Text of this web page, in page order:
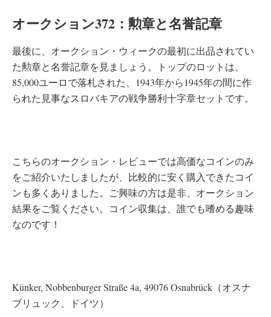
オークション372：勲章と名誉記章
最後に、オークション・ウィークの最初に出品されてい
た勲章と名誉記章を見ましょう。トップのロットは、
85,000ユーロで落札された、1943年から1945年の間に作
られた見事なスロバキアの戦争勝利十字章セットです。
こちらのオークション・レビューでは高価なコインのみ
をご紹介いたしましたが、比較的に安く購入できたコイ
ンも多くありました。ご興味の方は是非、オークション
結果をご覧ください。コイン収集は、誰でも嗜める趣味
なのです！
Künker, Nobbenburger Straße 4a, 49076 Osnabrück（オスナ
ブリュック、ドイツ）